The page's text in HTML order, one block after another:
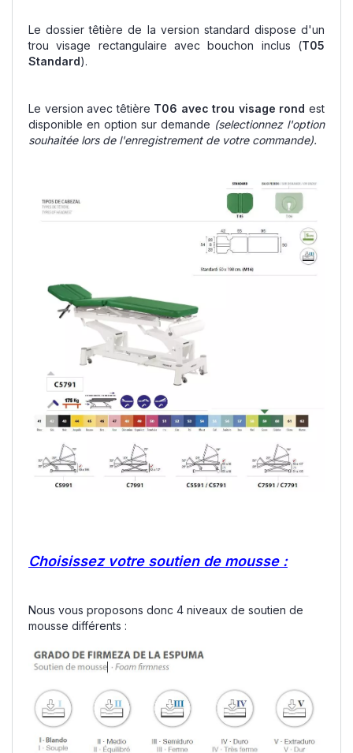
Le dossier têtière de la version standard dispose d'un
trou visage rectangulaire avec bouchon inclus (T05
Standard).
Le version avec têtière T06 avec trou visage rondest
disponible en option sur demande (selectionnez l'option
souhaitée lors de l'enregistrement de votre commande).
Choisissez votre soutien de mousse :
Nous vous proposons donc 4 niveaux de soutien de
mousse différents :